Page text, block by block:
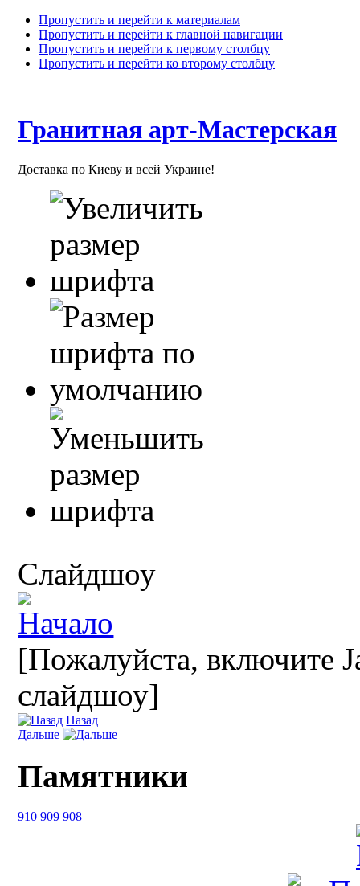
Пропустить и перейти к материалам
Пропустить и перейти к главной навигации
Пропустить и перейти к первому столбцу
Пропустить и перейти ко второму столбцу
Гранитная арт-Мастерская
Доставка по Киеву и всей Украине!
Слайдшоу
[Пожалуйста, включите
слайдшоу]
Назад
Дальше
Памятники
910 909 908